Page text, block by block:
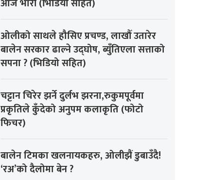
आज भारी (भिडियो सहित)
ओलीको साथले हौसिए प्रचण्ड, लाखौँ उतारेर
बालेन सरकार ढाल्ने उद्घोष, ब्युँतिएला सत्ताको
सपना ? (भिडियो सहित)
चट्टान चिरेर झर्ने दुर्लभ झरना,रुकुमपूर्वमा
प्रकृतिले कुँदेको अनुपम कलाकृति (फोटो
फिचर)
बालेन टिमका खलनायकहरु, ओलीझैं डुबाउँदै!
‘रअ’को दैलोमा बेन ?